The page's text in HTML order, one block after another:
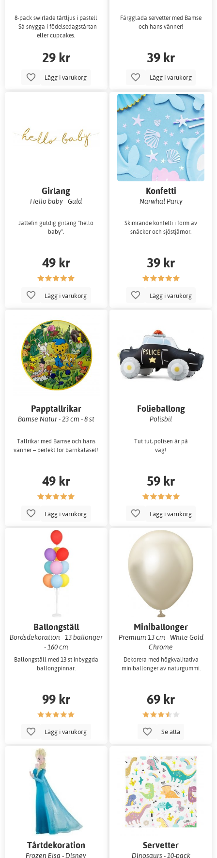
8-pack swirlade tårtljus i pastell
- Så snygga i födelsedagstårtan
eller cupcakes.
29 kr
Lägg i varukorg
Färgglada servetter med Bamse
och hans vänner!
39 kr
Lägg i varukorg
Girlang
Hello baby - Guld
Jättefin guldig girlang "hello
baby".
49 kr
Lägg i varukorg
Konfetti
Narwhal Party
Skimrande konfetti i form av
snäckor och sjöstjärnor.
39 kr
Lägg i varukorg
Papptallrikar
Bamse Natur - 23 cm - 8 st
Tallrikar med Bamse och hans
vänner – perfekt för barnkalaset!
49 kr
Lägg i varukorg
Folieballong
Polisbil
Tut tut, polisen är på
väg!
59 kr
Lägg i varukorg
Ballongställ
Bordsdekoration - 13 ballonger
- 160 cm
Ballongställ med 13 st inbyggda
ballongpinnar.
99 kr
Lägg i varukorg
Miniballonger
enfärgade
Premium 13 cm - White Gold
Chrome
Dekorera med högkvalitativa
miniballonger av naturgummi.
69 kr
Se alla
Tårtdekoration
Frozen Elsa - Disney
Servetter
Dinosaurs - 10-pack